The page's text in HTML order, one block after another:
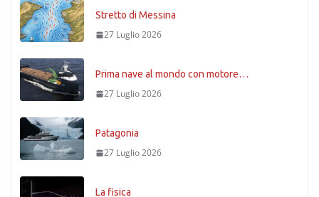
27 Luglio 2026
27 Luglio 2026
27 Luglio 2026